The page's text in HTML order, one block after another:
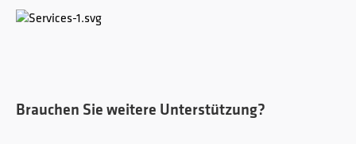
Brauchen Sie weitere Unterstützung?